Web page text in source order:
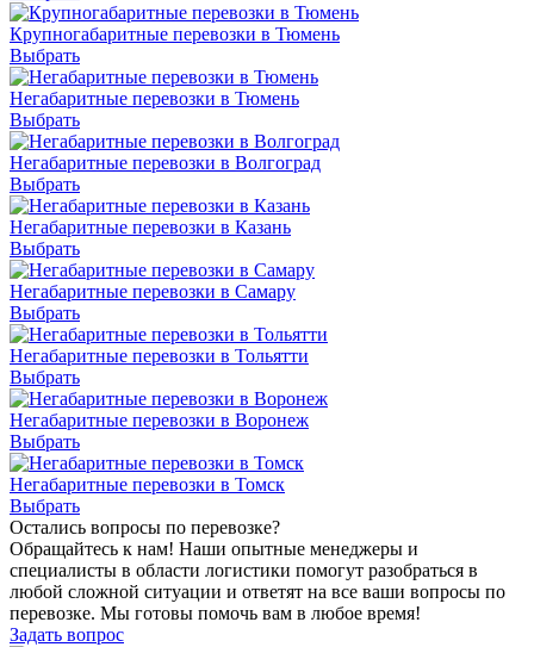
Крупногабаритные перевозки в Тюмень
Выбрать
Негабаритные перевозки в Тюмень
Выбрать
Негабаритные перевозки в Волгоград
Выбрать
Негабаритные перевозки в Казань
Выбрать
Негабаритные перевозки в Самару
Выбрать
Негабаритные перевозки в Тольятти
Выбрать
Негабаритные перевозки в Воронеж
Выбрать
Негабаритные перевозки в Томск
Выбрать
Остались вопросы по перевозке?
Обращайтесь к нам! Наши опытные менеджеры и
специалисты в области логистики помогут разобраться в
любой сложной ситуации и ответят на все ваши вопросы по
перевозке. Мы готовы помочь вам в любое время!
Задать вопрос